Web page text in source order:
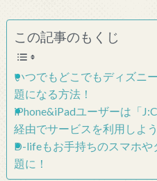
この記事のもくじ
いつでもどこでもディズニ
題になる方法！
iPhone&iPadユーザーは「
経由でサービスを利用しよう
D-lifeもお手持ちのスマホ
題に！